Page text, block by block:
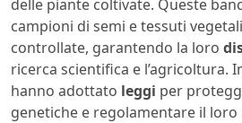
delle piante coltivate. Queste
campioni di semi e tessuti
controllate, garantendo la loro
ricerca scientifica e l’agricoltura.
hanno adottato leggi per
genetiche e regolamentare il loro